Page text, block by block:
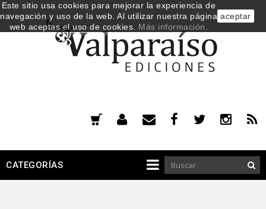
CATEGORÍAS
Este sitio usa cookies para mejorar la experiencia de
navegación y uso de la web. Al utilizar nuestra página
web aceptas el uso de cookies. Más información
aceptar